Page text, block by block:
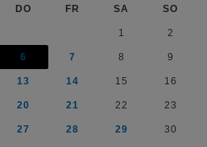
DO FR SA SO
1 2
6 7 8 9
13 14 15 16
20 21 22 23
27 28 29 30